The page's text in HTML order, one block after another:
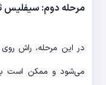
مرحله دوم: سیفلیس
در این مرحله، راش
می‌شود و ممکن است